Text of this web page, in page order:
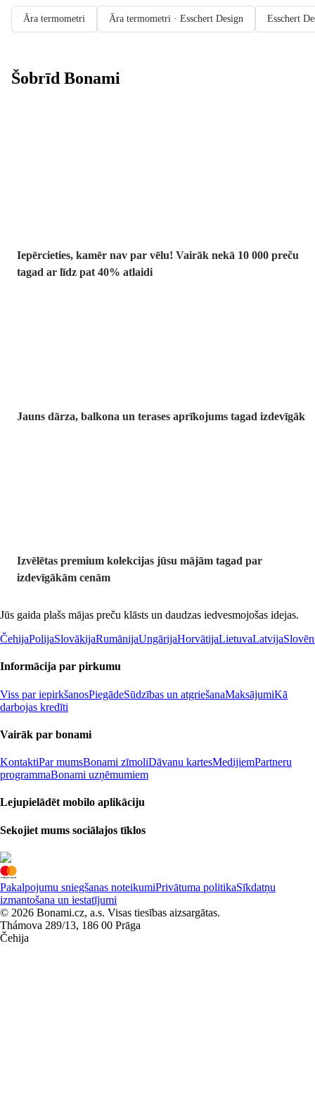
Āra termometri Āra termometri · Esschert Design Esschert
Šobrīd Bonami
Iepērcieties, kamēr nav par vēlu! Vairāk nekā 10 000 preču
tagad ar līdz pat 40% atlaidi
Jauns dārza, balkona un terases aprīkojums tagad izdevīgāk
Izvēlētas premium kolekcijas jūsu mājām tagad par
izdevīgākām cenām
Jūs gaida plašs mājas preču klāsts un daudzas iedvesmojošas idejas.
ČehijaPolijaSlovākijaRumānijaUngārijaHorvātijaLietuvaLatvija
Informācija par pirkumu
Viss par iepirkšanosPiegādeSūdzības un atgriešanaMaksājumiKā
darbojas kredīti
Vairāk par bonami
KontaktiPar mumsBonami zīmoliDāvanu kartesMedijiemPartneru
programmaBonami uzņēmumiem
Lejupielādēt mobilo aplikāciju
Sekojiet mums sociālajos tīklos
Pakalpojumu sniegšanas noteikumiPrivātuma politikaSīkdatņu
izmantošana un iestatījumi
© 2026 Bonami.cz, a.s. Visas tiesības aizsargātas.
Thámova 289/13, 186 00 Prāga
Čehija